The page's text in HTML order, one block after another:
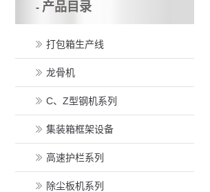
- 产品目录
打包箱生产线
龙骨机
C、Z型钢机系列
集装箱框架设备
高速护栏系列
除尘板机系列